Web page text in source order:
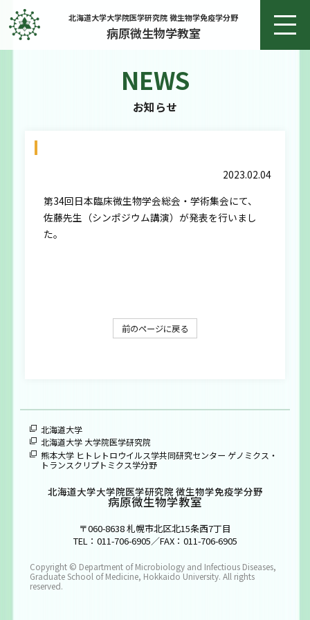
北海道大学大学院医学研究院 微生物学免疫学分野
病原微生物学教室
NEWS
お知らせ
2023.02.04
第34回日本臨床微生物学会総会・学術集会にて、
佐藤先生（シンポジウム講演）が発表を行いまし
た。
前のページに戻る
北海道大学
北海道大学 大学院医学研究院
熊本大学 ヒトレトロウイルス学共同研究センター ゲノミクス・
トランスクリプトミクス学分野
北海道大学大学院医学研究院 微生物学免疫学分野
病原微生物学教室
〒060-8638 札幌市北区北15条西7丁目
TEL：011-706-6905／FAX：011-706-6905
Copyright © Department of Microbiology and Infectious Diseases,
Graduate School of Medicine, Hokkaido University. All rights
reserved.
教授あいさつ
研究実績